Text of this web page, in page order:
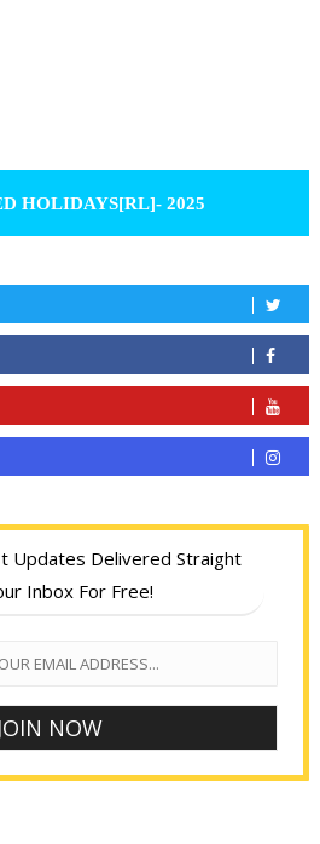
HOLIDAYS[RL]- 2025
Updates Delivered Straight
Inbox For Free!